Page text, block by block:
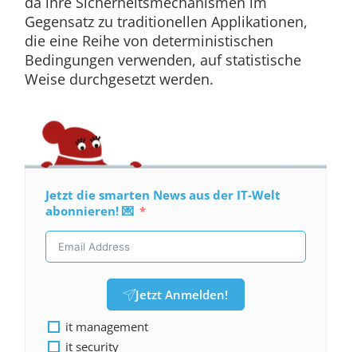
Gegensatz zu traditionellen Applikationen,
die eine Reihe von deterministischen
Bedingungen verwenden, auf statistische
Weise durchgesetzt werden.
Jetzt die smarten News aus der IT-Welt
abonnieren! 💌
Jetzt Anmelden!
it management
it security